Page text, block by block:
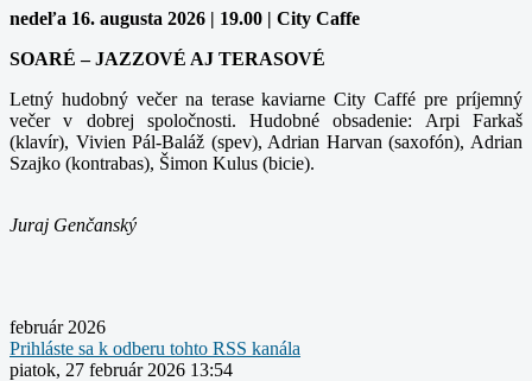
nedeľa 16. augusta 2026 | 19.00 | City Caffe
SOARÉ – JAZZOVÉ AJ TERASOVÉ
Letný hudobný večer na terase kaviarne City Caffé pre príjemný
večer v dobrej spoločnosti. Hudobné obsadenie: Arpi Farkaš
(klavír), Vivien Pál-Baláž (spev), Adrian Harvan (saxofón), Adrian
Szajko (kontrabas), Šimon Kulus (bicie).
Juraj Genčanský
február 2026
Prihláste sa k odberu tohto RSS kanála
piatok, 27 február 2026 13:54